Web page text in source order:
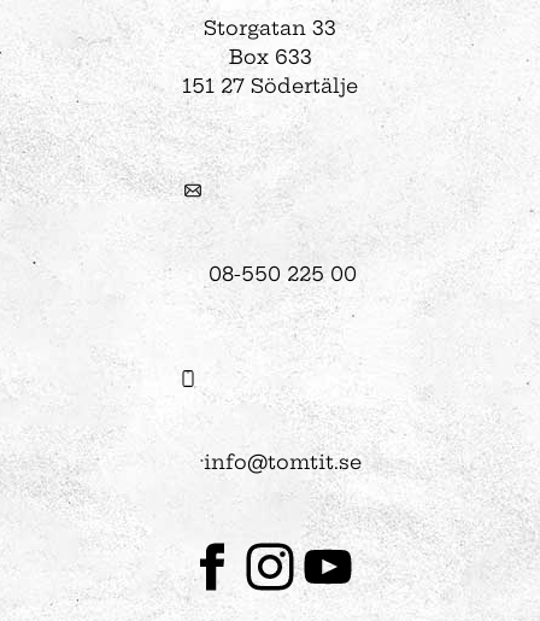
Storgatan 33
Box 633
151 27 Södertälje
08-550 225 00
info@tomtit.se